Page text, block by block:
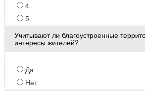
4
5
Учитывают ли благоустроенные
интересы жителей?
Да
Нет